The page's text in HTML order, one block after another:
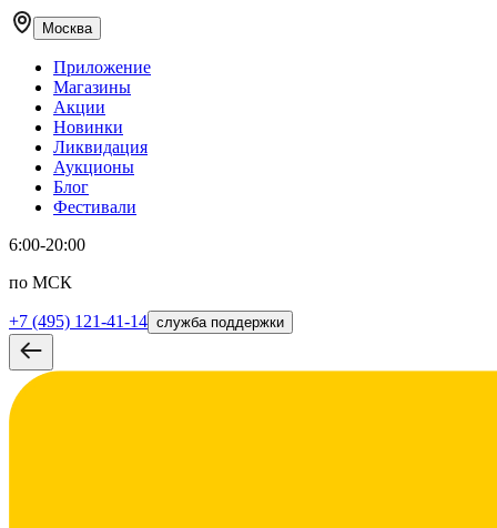
Москва
Приложение
Магазины
Акции
Новинки
Ликвидация
Аукционы
Блог
Фестивали
6:00-20:00
по МСК
+7 (495) 121-41-14 служба поддержки